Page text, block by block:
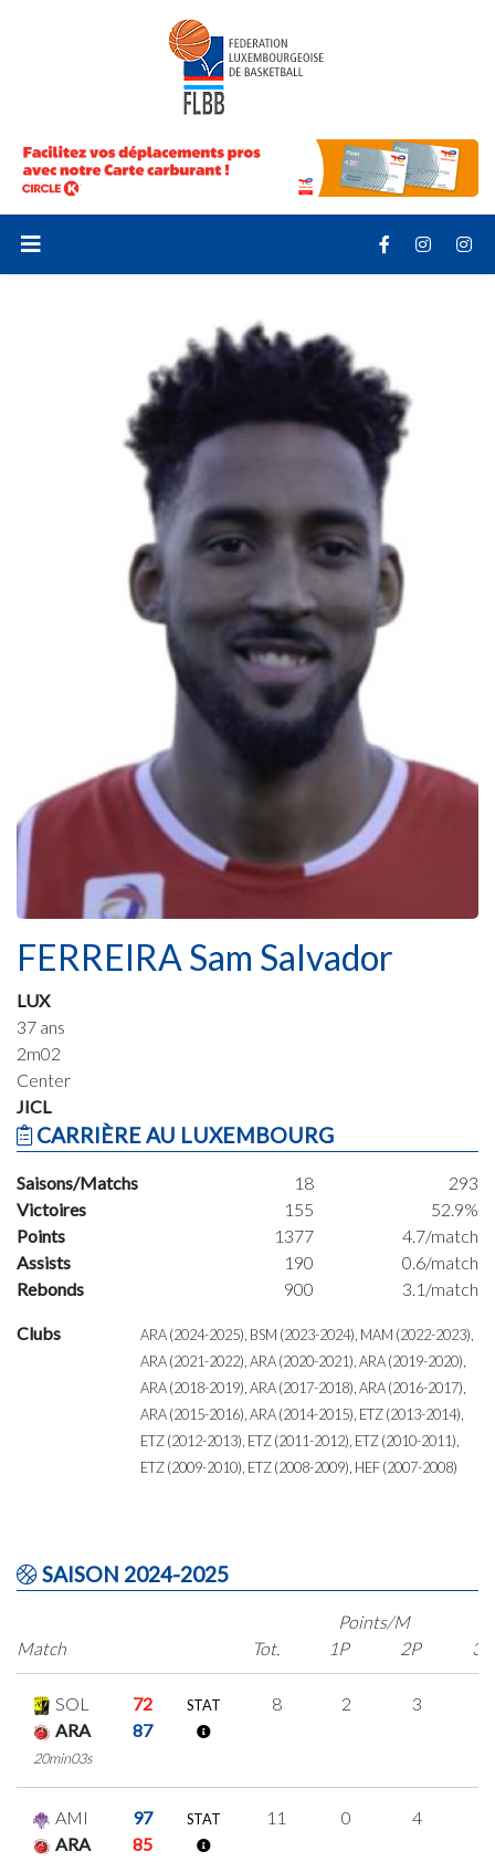
FERREIRA Sam Salvador
LUX
37 ans
2m02
Center
JICL
CARRIÈRE AU LUXEMBOURG
Saisons/Matchs 18
293
Victoires
155
52.9%
Points
1377
4.7/match
Assists
190
0.6/match
Rebonds
900 3.1/match
Clubs
ARA (2024-2025), BSM (2023-2024), MAM (2022-2023),
ARA (2021-2022), ARA (2020-2021), ARA (2019-2020),
ARA (2018-2019), ARA (2017-2018), ARA (2016-2017),
ARA (2015-2016), ARA (2014-2015), ETZ (2013-2014),
ETZ (2012-2013), ETZ (2011-2012), ETZ (2010-2011),
ETZ (2009-2010), ETZ (2008-2009), HEF (2007-2008)
SAISON 2024-2025
Match
Points/M
Tot.
1P 2P 3P
SOL
72
ARA
87
20min03s
STAT 8 2 3
AMI
97
ARA
85
STAT 11 0 4